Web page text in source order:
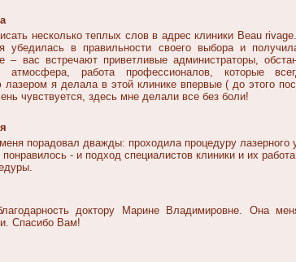
несколько теплых слов в адрес клиники Beau
убедилась в правильности своего выбора и
– вас встречают приветливые администраторы,
атмосфера, работа профессионалов, которые
лазером я делала в этой клинике впервые ( до этого
чувствуется, здесь мне делали все без боли!
порадовал дважды: проходила процедуру лазерного
- и подход специалистов клиники и их
доктору Марине Владимировне. Она
Спасибо Вам!